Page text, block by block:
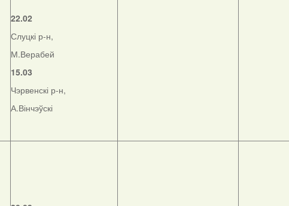
22.02
Слуцкі р-н,
М.Верабей
15.03
Чэрвенскі р-н,
А.Вінчэўскі